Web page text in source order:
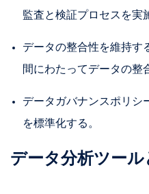
監査と検証プロセスを実
データの整合性を維持す
間にわたってデータの整
データガバナンスポリシ
を標準化する。
データ分析ツー